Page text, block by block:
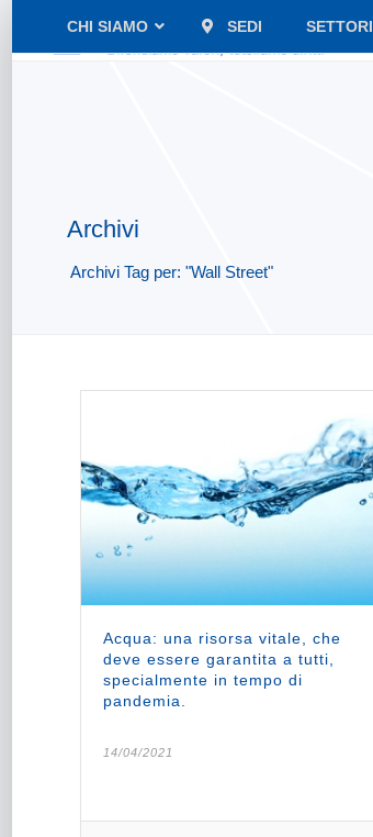
CHI SIAMO SEDI SETTORI
Archivi
Archivi Tag per: "Wall Street"
Acqua: una risorsa vitale, che
deve essere garantita a tutti,
specialmente in tempo di
pandemia.
14/04/2021